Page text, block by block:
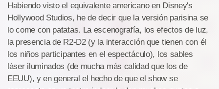
Habiendo visto el equivalente americano en Disney's
Hollywood Studios, he de decir que la versión parisina se
lo come con patatas. La escenografía, los efectos de luz,
la presencia de R2-D2 (y la interacción que tienen con él
los niños participantes en el espectáculo), los sables
láser iluminados (de mucha más calidad que los de
EEUU), y en general el hecho de que el show se